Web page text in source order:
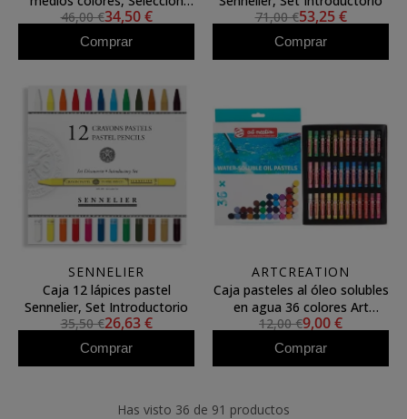
General
46,00 €34,50 €
Comprar
71,00 €53,25 €
Comprar
SENNELIER
Caja 12 lápices pastel
Sennelier, Set Introductorio
35,50 €26,63 €
Comprar
ARTCREATION
Caja pasteles al óleo solubles
en agua 36 colores Art
Creation
12,00 €9,00 €
Comprar
Has visto 36 de 91 productos